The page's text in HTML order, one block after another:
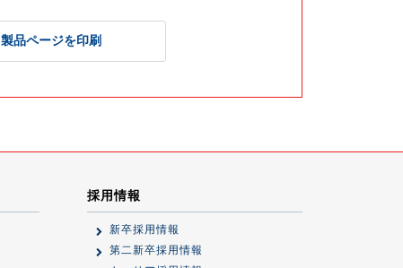
製品ページを印刷
採用情報
新卒採用情報
第二新卒採用情報